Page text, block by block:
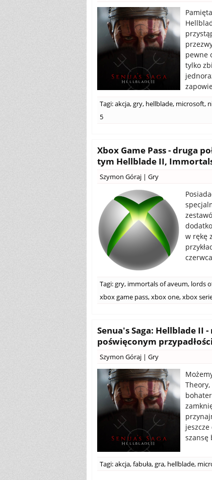
pewne
tylko
Tagi:akcja,gry, hellblade, microsoft,
5
Xbox Game Pass - druga
tym Hellblade II,
Szymon Góraj | Gry
w rękę
Tagi:gry, immortals of aveum, lords
xbox game pass,xbox one,xbox
Senua's Saga: Hellblade II
poświęconym
Szymon Góraj | Gry
szansę
Tagi:akcja,fabuła,gra, hellblade,